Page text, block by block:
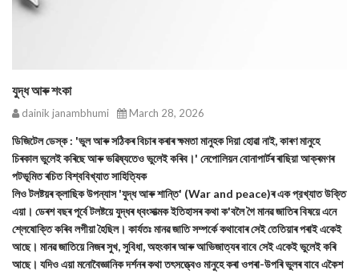
যুদ্ধ আৰু শংকা
dainik janambhumi March 28, 2026
ডিজিটেল ডেস্ক : 'ভুল আৰু সঠিকৰ বিচাৰ কৰাৰ ক্ষমতা মানুহক দিয়া হোৱা নাই, কাৰণ মানুহে
চিৰকাল ভুলেই কৰিছে আৰু ভৱিষ্যতেও ভুলেই কৰিব।' নেপোলিয়ন বোনাপাৰ্টৰ ৰাছিয়া আক্ৰমণৰ
পটভূমিত ৰচিত বিশ্ববিখ্যাত সাহিত্যিক
লিও টলষ্টয়ৰ ক্লাছিক উপন্যাস 'যুদ্ধ আৰু শান্তি' (War and peace)ৰ এক প্রখ্যাত উক্তি
এয়া। ডেৰশ বছৰ পূৰ্বে টলষ্টয়ে যুদ্ধৰ ধ্বংসাত্মক ইতিহাসৰ কথা ক'বলৈ গৈ মানৱ জাতিৰ বিষয়ে এনে
শ্লেষোক্তি কৰিব লগীয়া হৈছিল। কার্যতঃ মানৱ জাতি সম্পর্কে কথাবোৰ সেই তেতিয়াৰ পৰাই একেই
আছে। মানৱ জাতিয়ে নিজৰ সুখ, সুবিধা, অহংকাৰ আৰু আভিজাত্যৰ বাবে সেই একেই ভুলেই কৰি
আছে। যদিও এয়া মনোবৈজ্ঞানিক দৰ্শনৰ কথা তৎসত্ত্বেও মানুহে কৰা ওপৰা-উপৰি ভুলৰ বাবে একৈশ